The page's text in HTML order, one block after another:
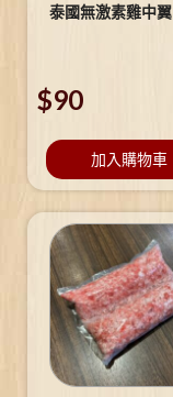
泰國無激素雞中翼
$90
加入購物車